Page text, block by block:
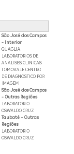
São José dos Campos
- Interior
QUAGLIA
LABORATORIOS DE
ANALISES CLINICAS
TOMOVALE CENTRO
DE DIAGNOSTICO POR
IMAGEM
São José dos Campos
- Outras Regiões
LABORATORIO
OSWALDO CRUZ
Taubaté - Outras
Regiões
LABORATORIO
OSWALDO CRUZ